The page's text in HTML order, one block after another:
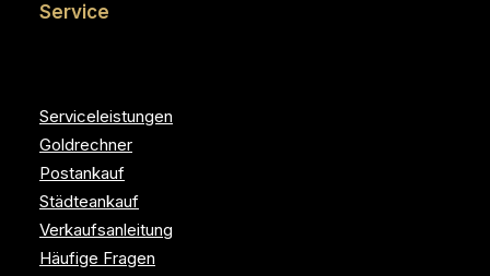
Service
Serviceleistungen
Goldrechner
Postankauf
Städteankauf
Verkaufsanleitung
Häufige Fragen